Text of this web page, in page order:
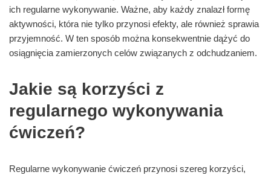
ich regularne wykonywanie. Ważne, aby każdy znalazł formę
aktywności, która nie tylko przynosi efekty, ale również sprawia
przyjemność. W ten sposób można konsekwentnie dążyć do
osiągnięcia zamierzonych celów związanych z odchudzaniem.
Jakie są korzyści z
regularnego wykonywania
ćwiczeń?
Regularne wykonywanie ćwiczeń przynosi szereg korzyści,